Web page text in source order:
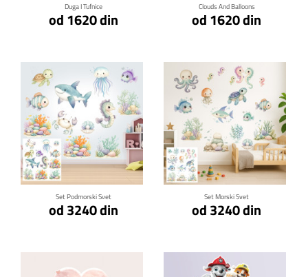
Duga I Tufnice
od 1620 din
Clouds And Balloons
od 1620 din
Set Podmorski Svet
od 3240 din
Klikni za detalje
Set Morski Svet
od 3240 din
Klikni za detalje